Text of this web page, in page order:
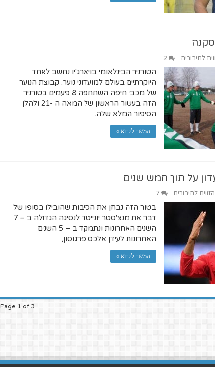
לחיבורים 2
הטורניר הבינלאומי בויארג'יו נחשב לאחד
היוקרתיים בעולם למועדוני נוער. קבוצת הנוער
של מכבי חיפה השתתפה 8 פעמים בטורניר
הזה בעשור הראשון של המאה ה -21 ולהלן
הסיפור המלא שלה.
המשך לקרוא »
על תוך חמש שנים
הזווית לחיבורים 7
בטור הזה נבחן את הסיבות שהובילו בסופו של
דבר את מנצ'סטר יונייטד לנסיגה הגדולה ב – 7
השנים האחרונות ונתמקד ב – 5 השנים
האחרונות לעידן אלכס פרגוסון,
המשך לקרוא »
Page 1 of 3